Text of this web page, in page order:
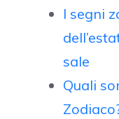
I segni
sale
Quali